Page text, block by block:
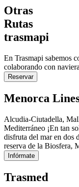
Otras
Rutas
trasmapi
En Trasmapi sabemos
colaborando con
Reservar
Menorca
Alcudia-Ciutadella,
Mediterráneo ¡En tan
disfruta del mar en dos
reserva de la Biosfera,
Infórmate
Trasmed